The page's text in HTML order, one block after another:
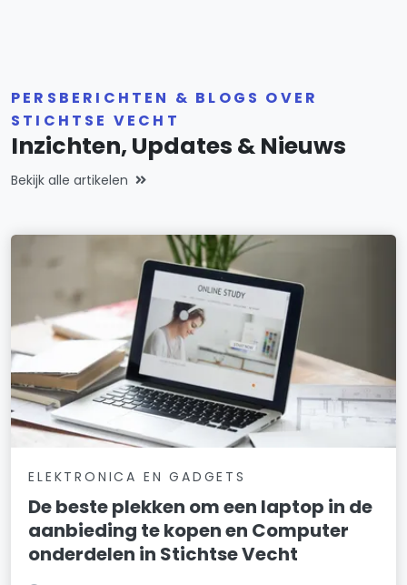
PERSBERICHTEN & BLOGS OVER
STICHTSE VECHT
Inzichten, Updates & Nieuws
Bekijk alle artikelen
ELEKTRONICA EN GADGETS
De beste plekken om een laptop in de
aanbieding te kopen en Computer
onderdelen in Stichtse Vecht